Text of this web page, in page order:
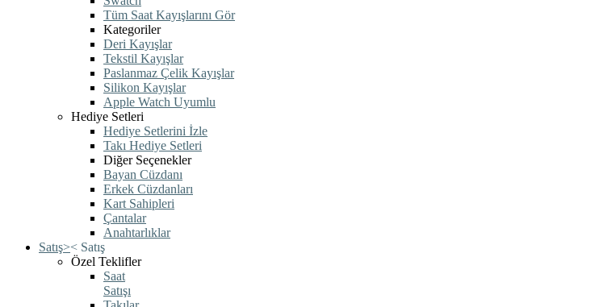
Tüm Saat Kayışlarını Gör
Kategoriler
Deri Kayışlar
Tekstil Kayışlar
Paslanmaz Çelik Kayışlar
Silikon Kayışlar
Apple Watch Uyumlu
Hediye Setleri
Hediye Setlerini İzle
Takı Hediye Setleri
Diğer Seçenekler
Bayan Cüzdanı
Erkek Cüzdanları
Kart Sahipleri
Çantalar
Anahtarlıklar
Satış>< Satış
Özel Teklifler
Saat
Satışı